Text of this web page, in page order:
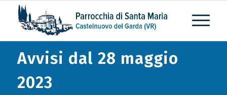
Avvisi dal 28 maggio
2023